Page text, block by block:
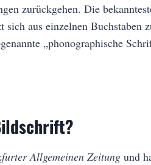
zurückgehen. Die
aus einzelnen Buchstaben
„phonographische
Allgemeinen Zeitung und